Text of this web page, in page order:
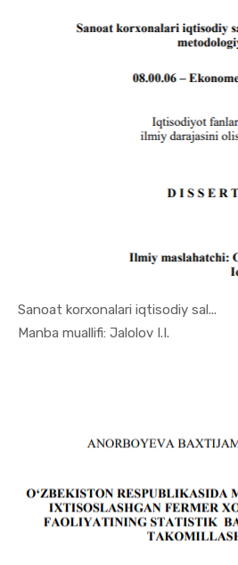
Sanoat korxonalari iqtisodiy sal...
Manba muallifi: Jalolov I.I.In Ekonome...